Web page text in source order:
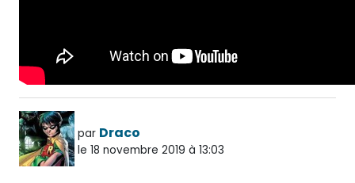
par Draco
le 18 novembre 2019 à 13:03